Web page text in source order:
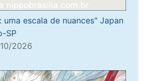
uma escala de nuances" Japan
SP
2026